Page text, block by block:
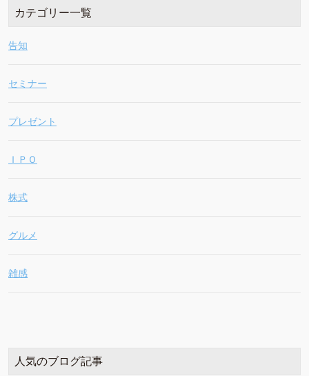
カテゴリー一覧
告知
セミナー
プレゼント
ＩＰＯ
株式
グルメ
雑感
人気のブログ記事